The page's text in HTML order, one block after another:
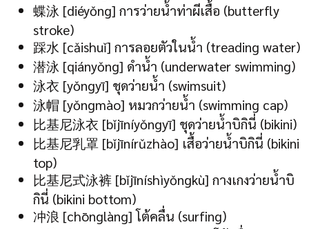
蝶泳 [diéyǒng] การว่ายน้ำท่าผีเสื้อ (butterfly
stroke)
踩水 [cǎishuǐ] การลอยตัวในน้ำ (treading water)
潜泳 [qiányǒng] ดำน้ำ (underwater swimming)
泳衣 [yǒngyī] ชุดว่ายน้ำ (swimsuit)
泳帽 [yǒngmào] หมวกว่ายน้ำ (swimming cap)
比基尼泳衣 [bǐjīníyǒngyī] ชุดว่ายน้ำบิกินี่ (bikini)
比基尼乳罩 [bǐjīnírǔzhào] เสื้อว่ายน้ำบิกินี่ (bikini
top)
比基尼式泳裤 [bǐjīníshìyǒngkù] กางเกงว่ายน้ำบิ
กินี่ (bikini bottom)
冲浪 [chōnglàng] โต้คลื่น (surfing)